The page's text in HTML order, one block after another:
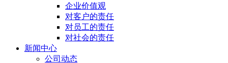
企业价值观
对客户的责任
对员工的责任
对社会的责任
新闻中心
公司动态